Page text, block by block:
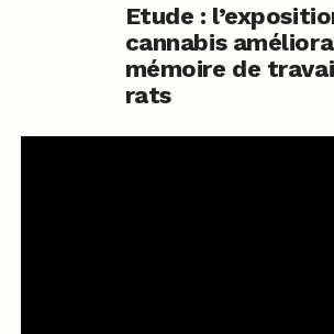
Etude :
cannabis
mémoire de
rats